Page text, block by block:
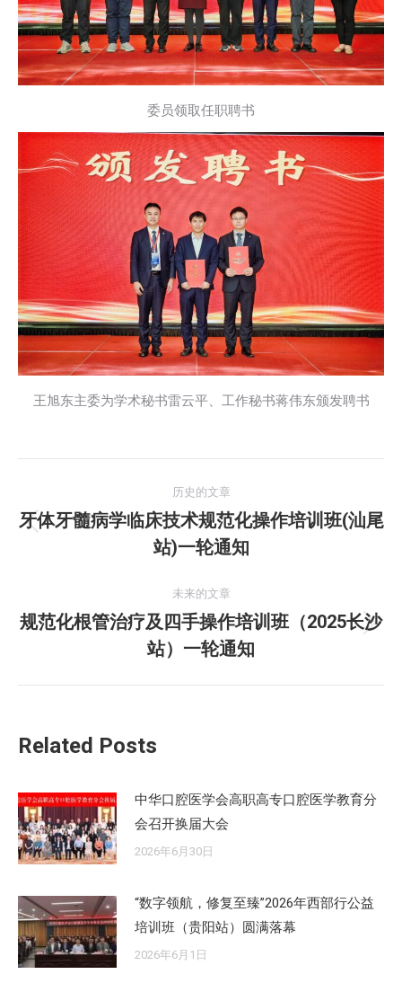
委员领取任职聘书
王旭东主委为学术秘书雷云平、工作秘书蒋伟东颁发聘书
章
历史的文章
历
史
文
章：
牙体牙髓病学临床技术规范化操作培训班(汕尾
站)一轮通知
未来的文章
未
来
的
规范化根管治疗及四手操作培训班（2025长沙
站）一轮通知
Related Posts
中华口腔医学会高职高专口腔医学教育分
会召开换届大会
2026年6月30日
“数字领航，修复至臻”2026年西部行公益
培训班（贵阳站）圆满落幕
2026年6月1日